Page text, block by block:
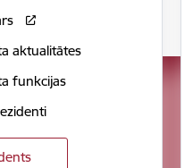
aktualitātes
funkcijas